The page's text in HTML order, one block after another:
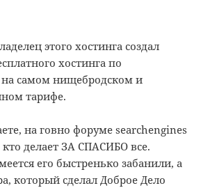
этого хостинга создал
хостинга по
самом нищебродском и
тарифе.
на говно форуме searchengines
делает ЗА СПАСИБО все.
его быстренько забанили, а
который сделал Доброе Дело